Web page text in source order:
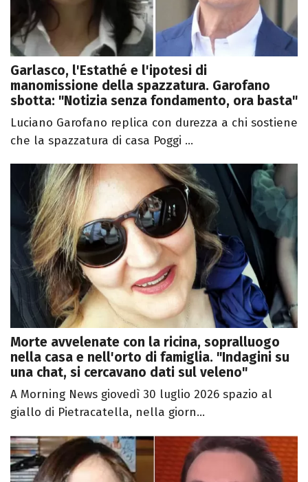
Garlasco, l'Estathé e l'ipotesi di
manomissione della spazzatura. Garofano
sbotta: "Notizia senza fondamento, ora basta"
Luciano Garofano replica con durezza a chi sostiene
che la spazzatura di casa Poggi ...
Morte avvelenate con la ricina, sopralluogo
nella casa e nell'orto di famiglia. "Indagini su
una chat, si cercavano dati sul veleno"
A Morning News giovedì 30 luglio 2026 spazio al
giallo di Pietracatella, nella giorn...